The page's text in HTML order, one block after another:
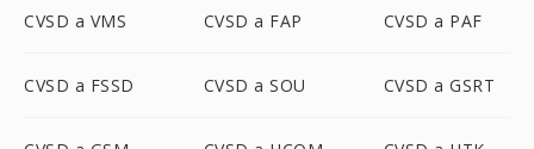
CVSD a VMS CVSD a FAP CVSD a PAF
CVSD a FSSD CVSD a SOU CVSD a GSRT